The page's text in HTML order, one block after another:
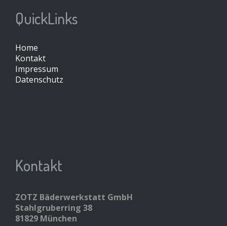
QuickLinks
Home
Kontakt
Impressum
Datenschutz
Kontakt
ZOTZ Bäderwerkstatt GmbH
Stahlgruberring 38
81829 München